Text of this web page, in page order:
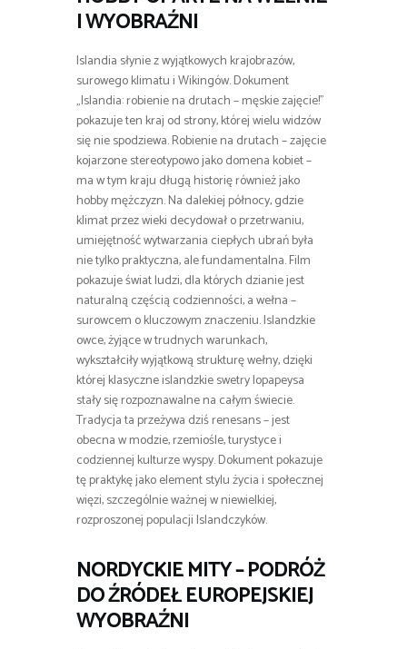
I WYOBRAŹNI
Islandia słynie z wyjątkowych krajobrazów,
surowego klimatu i Wikingów. Dokument
„Islandia: robienie na drutach – męskie zajęcie!”
pokazuje ten kraj od strony, której wielu widzów
się nie spodziewa. Robienie na drutach – zajęcie
kojarzone stereotypowo jako domena kobiet –
ma w tym kraju długą historię również jako
hobby mężczyzn. Na dalekiej północy, gdzie
klimat przez wieki decydował o przetrwaniu,
umiejętność wytwarzania ciepłych ubrań była
nie tylko praktyczna, ale fundamentalna. Film
pokazuje świat ludzi, dla których dzianie jest
naturalną częścią codzienności, a wełna –
surowcem o kluczowym znaczeniu. Islandzkie
owce, żyjące w trudnych warunkach,
wykształciły wyjątkową strukturę wełny, dzięki
której klasyczne islandzkie swetry lopapeysa
stały się rozpoznawalne na całym świecie.
Tradycja ta przeżywa dziś renesans – jest
obecna w modzie, rzemiośle, turystyce i
codziennej kulturze wyspy. Dokument pokazuje
tę praktykę jako element stylu życia i społecznej
więzi, szczególnie ważnej w niewielkiej,
rozproszonej populacji Islandczyków.
NORDYCKIE MITY – PODRÓŻ
DO ŹRÓDEŁ EUROPEJSKIEJ
WYOBRAŹNI